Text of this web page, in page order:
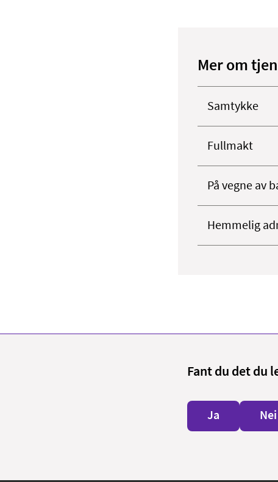
Mer om
Samtykke
Fullmakt
På vegne av
Hemmelig
Fant du det du
Ja Nei